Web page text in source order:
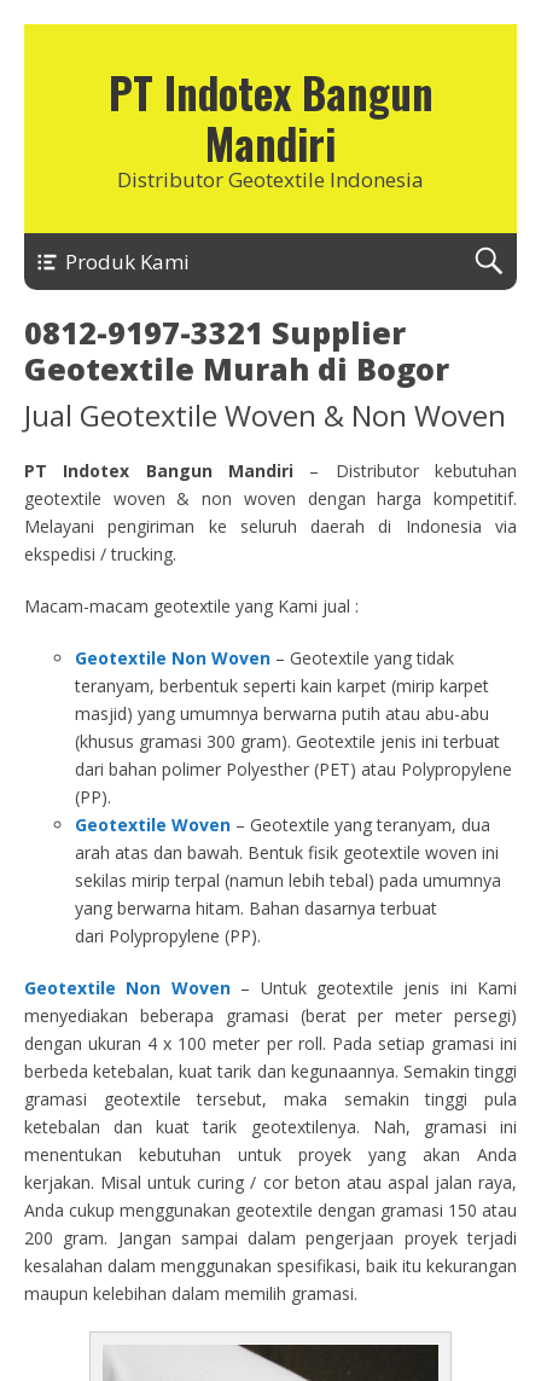
PT Indotex Bangun
Mandiri
Distributor Geotextile Indonesia
Produk Kami
0812-9197-3321 Supplier
Geotextile Murah di Bogor
Jual Geotextile Woven & Non Woven
PT Indotex Bangun Mandiri – Distributor kebutuhan
geotextile woven & non woven dengan harga kompetitif.
Melayani pengiriman ke seluruh daerah di Indonesia via
ekspedisi / trucking.
Macam-macam geotextile yang Kami jual :
Geotextile Non Woven – Geotextile yang tidak
teranyam, berbentuk seperti kain karpet (mirip karpet
masjid) yang umumnya berwarna putih atau abu-abu
(khusus gramasi 300 gram). Geotextile jenis ini terbuat
dari bahan polimer Polyesther (PET) atau Polypropylene
(PP).
Geotextile Woven – Geotextile yang teranyam, dua
arah atas dan bawah. Bentuk fisik geotextile woven ini
sekilas mirip terpal (namun lebih tebal) pada umumnya
yang berwarna hitam. Bahan dasarnya terbuat
dari Polypropylene (PP).
Geotextile Non Woven– Untuk geotextile jenis ini Kami
menyediakan beberapa gramasi (berat per meter persegi)
dengan ukuran 4 x 100 meter per roll. Pada setiap gramasi ini
berbeda ketebalan, kuat tarik dan kegunaannya. Semakin tinggi
gramasi geotextile tersebut, maka semakin tinggi pula
ketebalan dan kuat tarik geotextilenya. Nah, gramasi ini
menentukan kebutuhan untuk proyek yang akan Anda
kerjakan. Misal untuk curing / cor beton atau aspal jalan raya,
Anda cukup menggunakan geotextile dengan gramasi 150 atau
200 gram. Jangan sampai dalam pengerjaan proyek terjadi
kesalahan dalam menggunakan spesifikasi, baik itu kekurangan
maupun kelebihan dalam memilih gramasi.